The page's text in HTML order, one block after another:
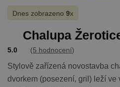
Dnes zobrazeno 9x
Chalupa
5.0 (5 hodnocení)
Stylově zařízená novostavba
dvorkem (posezení, gril) leží ve